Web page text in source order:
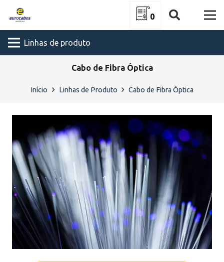
0
Linhas de produto
Cabo de Fibra Óptica
Início Linhas de Produto Cabo de Fibra Óptica